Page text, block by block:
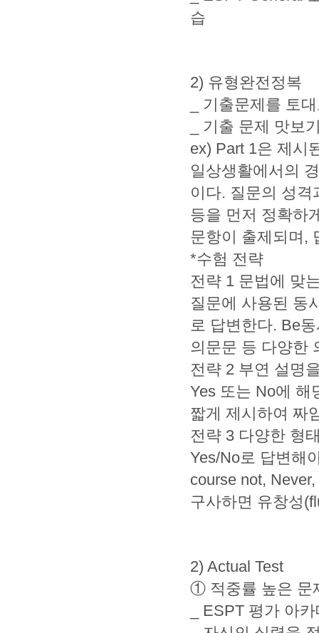
습
2) 유형완전정복
_ 기출문제를 토
_ 기출 문제 맛보
ex) Part 1은 제시
일상생활에서의
이다. 질문의 성
등을 먼저 정확하
문항이 출제되며,
*수험 전략
전략 1 문법에 맞
질문에 사용된 동
로 답변한다. Be
의문문 등 다양한
전략 2 부연 설명
Yes 또는 No에 해
짧게 제시하여 짜
전략 3 다양한 형
Yes/No로 답변해
course not,
구사하면 유창성
2) Actual Test
① 적중률 높은 문
_ ESPT 평가 아